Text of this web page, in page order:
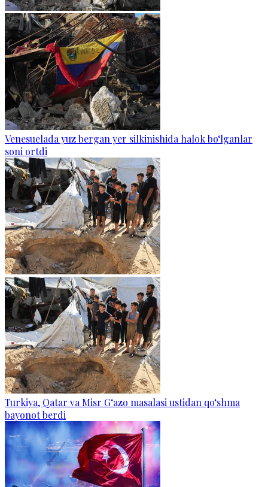
Venesuelada yuz bergan yer silkinishida halok bo‘lganlar
soni ortdi
Turkiya, Qatar va Misr G‘azo masalasi ustidan qo‘shma
bayonot berdi